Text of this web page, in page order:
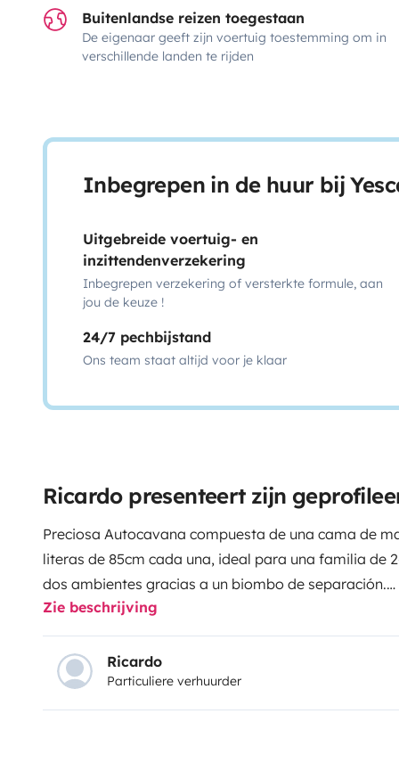
Buitenlandse reizen toegestaan
De eigenaar geeft zijn voertuig toestemming om in
verschillende landen te rijden
Inbegrepen in de huur bij
Uitgebreide voertuig- en
inzittendenverzekering
Inbegrepen verzekering of versterkte formule, aan
jou de keuze !
24/7 pechbijstand
Ons team staat altijd voor je klaar
Ricardo presenteert zijn
Preciosa Autocavana compuesta de una cama de
literas de 85cm cada una, ideal para una familia de
dos ambientes gracias a un biombo de separación.
Dispone de baño y ducha independiente - Cocina
congelador de 167L - Salón con TV, receptor de
ambiente y calefacción.
Android Auto/ Car Play (iOs) - Cámara de
propia cámara)
Zie beschrijving
Ricardo
Particuliere verhuurder